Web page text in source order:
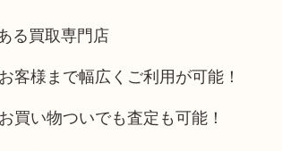
る買取専門店
客様まで幅広くご利用が可能！
買い物ついでも査定も可能！